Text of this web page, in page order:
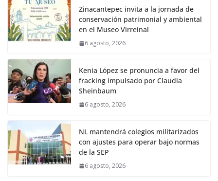
Zinacantepec invita a la jornada de
conservación patrimonial y ambiental
en el Museo Virreinal
6 agosto, 2026
Kenia López se pronuncia a favor del
fracking impulsado por Claudia
Sheinbaum
6 agosto, 2026
NL mantendrá colegios militarizados
con ajustes para operar bajo normas
de la SEP
6 agosto, 2026